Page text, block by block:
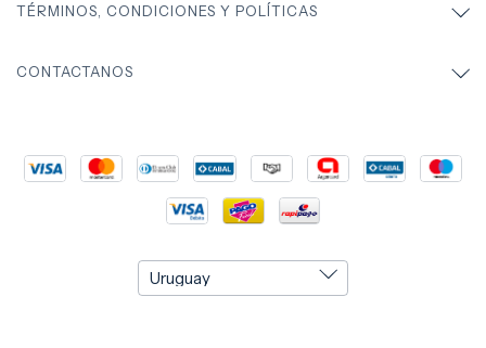
TÉRMINOS, CONDICIONES Y POLÍTICAS
CONTACTANOS